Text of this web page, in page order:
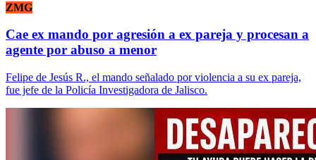
ZMG
Cae ex mando por agresión a ex pareja y procesan a
agente por abuso a menor
Felipe de Jesús R., el mando señalado por violencia a su ex pareja,
fue jefe de la Policía Investigadora de Jalisco.